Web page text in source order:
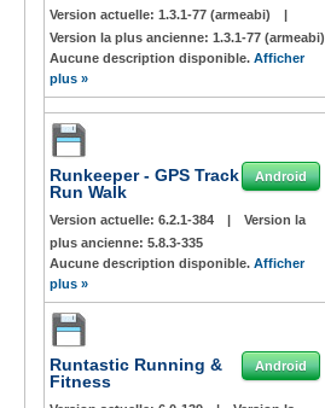
Version actuelle: 1.3.1-77 (armeabi)
|
Version la plus ancienne: 1.3.1-77 (armeabi)
Aucune description disponible. Afficher
plus »
Runkeeper - GPS Track
Run Walk
Android
Version actuelle: 6.2.1-384 |
Version la
plus ancienne: 5.8.3-335
Aucune description disponible. Afficher
plus »
Runtastic Running &
Fitness
Android